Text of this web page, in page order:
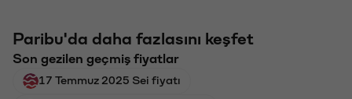
Paribu'da daha fazlasını keşfet
Son gezilen geçmiş fiyatlar
17 Temmuz 2025 Sei fiyatı